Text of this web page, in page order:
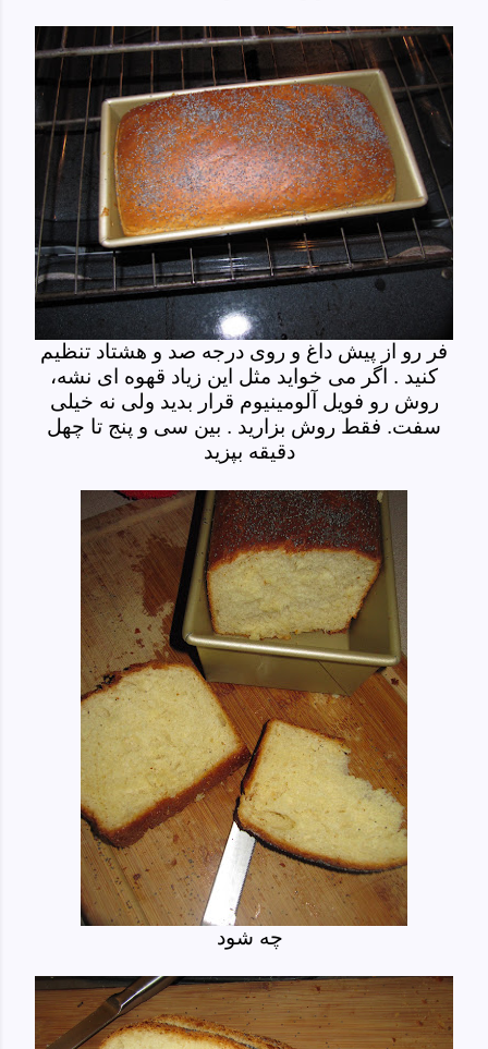
فر رو از پیش داغ و روی درجه صد و هشتاد تنظیم
کنید . اگر می خواید مثل این زیاد قهوه ای نشه،
روش رو فویل آلومینیوم قرار بدید ولی نه خیلی
سفت. فقط روش بزارید . بین سی و پنج تا چهل
دقیقه بپزید
چه شود